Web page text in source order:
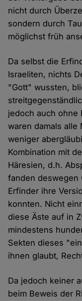
nicht durch
sondern durch
möglichst früh
Da selbst die
Israeliten, nichts
"Gott" wussten,
jedoch auch ohne
waren damals
weniger
Kombination mit
Häresien, d.h.
fanden deswegen
Erfinder ihre
konnten. Nicht
diese Äste auf in
mindestens
Sekten dieses
ihnen glaubt,
Da jedoch keiner
beim Beweis der